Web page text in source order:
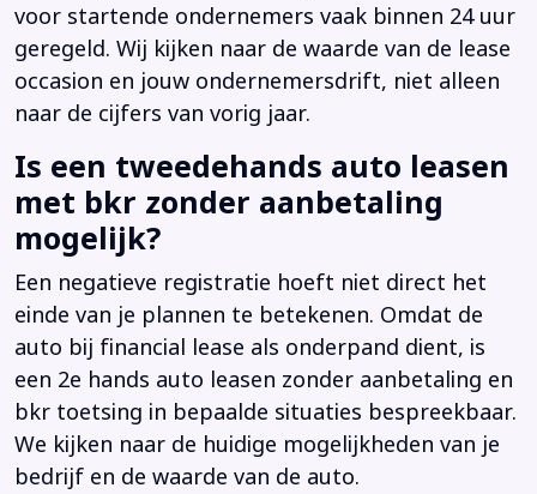
voor startende ondernemers vaak binnen 24 uur
geregeld. Wij kijken naar de waarde van de lease
occasion en jouw ondernemersdrift, niet alleen
naar de cijfers van vorig jaar.
Is een tweedehands auto leasen
met bkr zonder aanbetaling
mogelijk?
Een negatieve registratie hoeft niet direct het
einde van je plannen te betekenen. Omdat de
auto bij financial lease als onderpand dient, is
een 2e hands auto leasen zonder aanbetaling en
bkr toetsing in bepaalde situaties bespreekbaar.
We kijken naar de huidige mogelijkheden van je
bedrijf en de waarde van de auto.